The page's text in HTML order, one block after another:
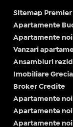
Sitemap
Apartamente
Apartamente
Vanzari
Ansambluri
Imobiliare Grecia
Broker Credite
Apartamente noi
Apartamente
Apartamente